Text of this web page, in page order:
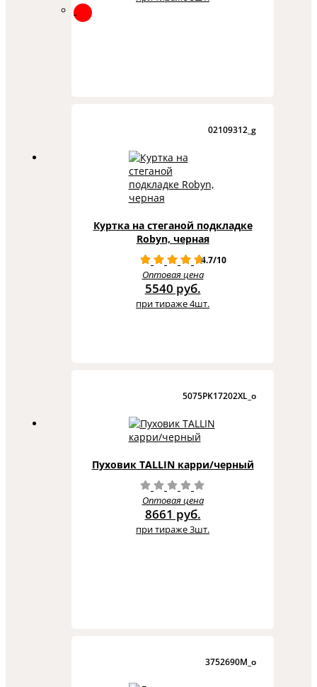
02109312_g
Куртка на стеганой подкладке
Robyn, черная
4.7/10
Оптовая цена
5540 руб.
при тираже 4шт.
5075PK17202XL_o
Пуховик TALLIN карри/черный
Оптовая цена
8661 руб.
при тираже 3шт.
3752690M_o